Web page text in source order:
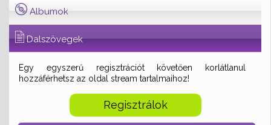
Albumok
Dalszövegek
Egy egyszerű regisztrációt követően korlátlanul
hozzáférhetsz az oldal stream tartalmaihoz!
Regisztrálok